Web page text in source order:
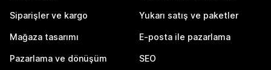
Siparişler ve kargo
Mağaza tasarımı
Pazarlama ve dönüşüm
Yukarı satış ve paketler
E-posta ile pazarlama
SEO